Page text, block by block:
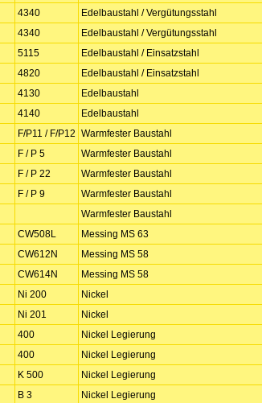
4340
Edelbaustahl / Vergütungsstahl
4340
Edelbaustahl / Vergütungsstahl
5115
Edelbaustahl / Einsatzstahl
4820
Edelbaustahl / Einsatzstahl
4130
Edelbaustahl
4140
Edelbaustahl
F/P11 / F/P12 Warmfester Baustahl
F / P 5
Warmfester Baustahl
F / P 22
Warmfester Baustahl
F / P 9
Warmfester Baustahl
Warmfester Baustahl
CW508L
Messing MS 63
CW612N
Messing MS 58
CW614N
Messing MS 58
Ni 200
Nickel
Ni 201
Nickel
400
Nickel Legierung
400
Nickel Legierung
K 500
Nickel Legierung
B 3
Nickel Legierung